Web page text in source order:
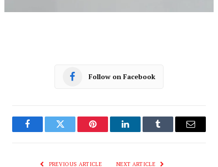
Follow on Facebook
FacebookTwitter Pinterest LinkedInTumblr Email
PREVIOUS ARTICLE NEXT ARTICLE